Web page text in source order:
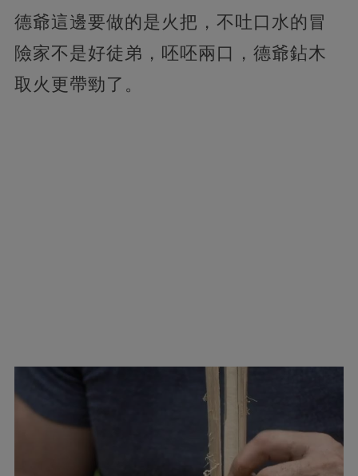
德爺這邊要做的是火把，不吐口水的冒
險家不是好徒弟，呸呸兩口，德爺鉆木
取火更帶勁了。